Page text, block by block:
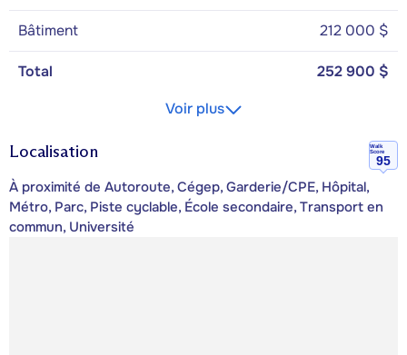
Bâtiment 212 000 $
Total
252 900 $
Voir plus
Localisation
Walk
Score
95
À proximité de Autoroute, Cégep, Garderie/CPE, Hôpital,
Métro, Parc, Piste cyclable, École secondaire, Transport en
commun, Université